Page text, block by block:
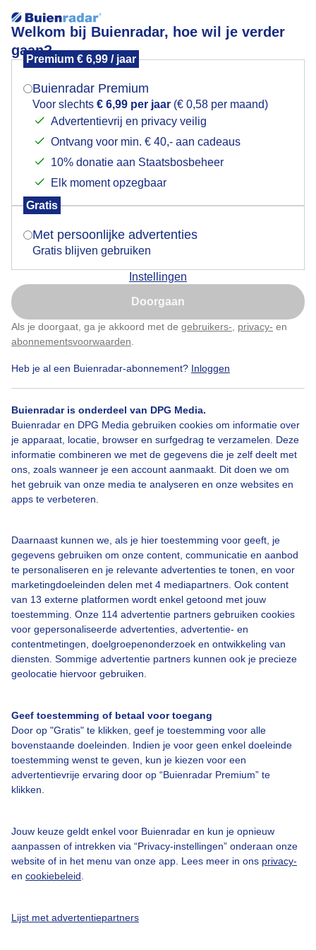
Welkom bij Buienradar, hoe wil je verder
gaan?
Premium € 6,99 / jaar
Buienradar Premium
Voor slechts € 6,99 per jaar (€ 0,58 per maand)
Advertentievrij en privacy veilig
Ontvang voor min. € 40,- aan cadeaus
10% donatie aan Staatsbosbeheer
Elk moment opzegbaar
Gratis
Met persoonlijke advertenties
Gratis blijven gebruiken
Instellingen
Doorgaan
Als je doorgaat, ga je akkoord met de gebruikers- privacy- en
abonnementsvoorwaarden
Heb je al een Buienradar-abonnement? Inloggen
Buienradar is onderdeel van DPG Media.
Buienradar en DPG Media gebruiken cookies om informatie over
je apparaat, locatie, browser en surfgedrag te verzamelen. Deze
informatie combineren we met de gegevens die je zelf deelt met
ons, zoals wanneer je een account aanmaakt. Dit doen we om
het gebruik van onze media te analyseren en onze websites en
apps te verbeteren.
Daarnaast kunnen we, als je hier toestemming voor geeft, je
gegevens gebruiken om onze content, communicatie en aanbod
te personaliseren en je relevante advertenties te tonen, en voor
marketingdoeleinden delen met 4 mediapartners. Ook content
van 13 externe platformen wordt enkel getoond met jouw
toestemming. Onze 114 advertentie partners gebruiken cookies
voor gepersonaliseerde advertenties, advertentie- en
contentmetingen, doelgroepenonderzoek en ontwikkeling van
diensten. Sommige advertentie partners kunnen ook je precieze
geolocatie hiervoor gebruiken.
Geef toestemming of betaal voor toegang
Door op "Gratis" te klikken, geef je toestemming voor alle
bovenstaande doeleinden. Indien je voor geen enkel doeleinde
toestemming wenst te geven, kun je kiezen voor een
advertentievrije ervaring door op “Buienradar Premium” te
klikken.
Jouw keuze geldt enkel voor Buienradar en kun je opnieuw
aanpassen of intrekken via “Privacy-instellingen” onderaan onze
website of in het menu van onze app. Lees meer in ons privacy-
en cookiebeleid
Lijst met advertentiepartners
Eventjes zon!
droog en af en toe een stukje blauwe lucht, beetje
bewolkt maar lekker fietsweer. Foto gemaakt in de
Kropswolderbuitenpolder, Kropswolde (Gr,)! De
middag begon hier al weer met regen!
Afentoeblauwelucht Wolken Dieren
Bekijk slideshow
Bedrijfsgegevens
Veelgestelde vragen
Contact
Adverteren
Buienradar Team
Cookie beleid
Mogen we je locatie gebruiken voor het
Indien je hier nog geen akkoord op hebt gegeven,
verschijnt er zo een pop-up uit je browser waarin
Is goed, toon de popup
Nu niet, misschien later
Klik hierom dit aan te passen